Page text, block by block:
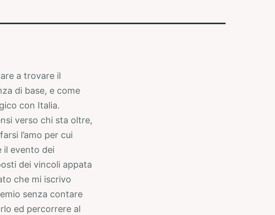
a trovare il
di base, e come
con Italia.
verso chi sta oltre,
l’amo per cui
il evento dei
dei vincoli appata
che mi iscrivo
senza contare
ed percorrere al